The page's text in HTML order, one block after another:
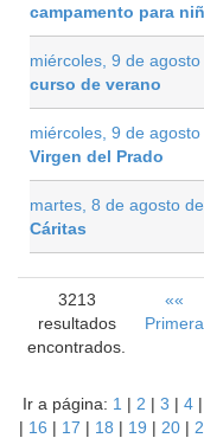
campamento para
miércoles, 9 de
curso de verano
miércoles, 9 de
Virgen del Prado
martes, 8 de agosto
Cáritas
3213
resultados
encontrados.
««
Primera
Ir a página: 1 | 2 | 3 | 4 |
| 16 | 17 | 18 | 19 | 20 |